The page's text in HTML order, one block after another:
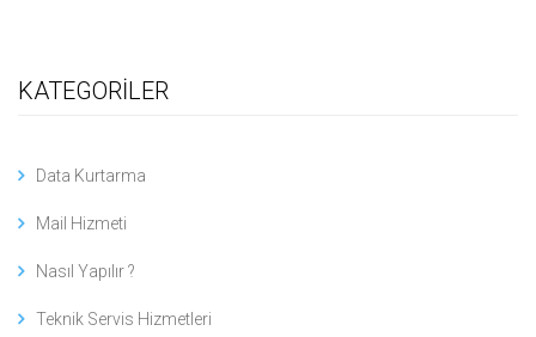
KATEGORİLER
Data Kurtarma
Mail Hizmeti
Nasıl Yapılır ?
Teknik Servis Hizmetleri